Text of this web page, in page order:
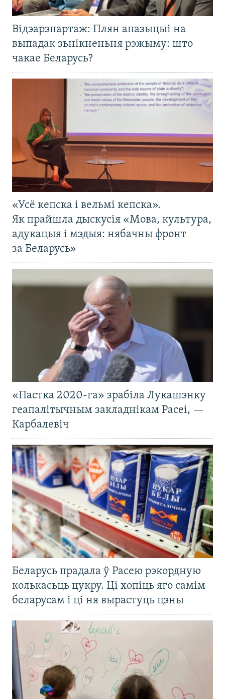
Відэарэпартаж: Плян апазыцыі на
выпадак зьнікненьня рэжыму: што
чакае Беларусь?
«Усё кепска і вельмі кепска».
Як прайшла дыскусія «Мова, культура,
адукацыя і мэдыя: нябачны фронт
за Беларусь»
«Пастка 2020-га» зрабіла Лукашэнку
геапалітычным закладнікам Расеі, —
Карбалевіч
Беларусь прадала ў Расею рэкордную
колькасьць цукру. Ці хопіць яго самім
беларусам і ці ня вырастуць цэны